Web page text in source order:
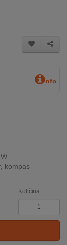
nfo
kompas
Količina